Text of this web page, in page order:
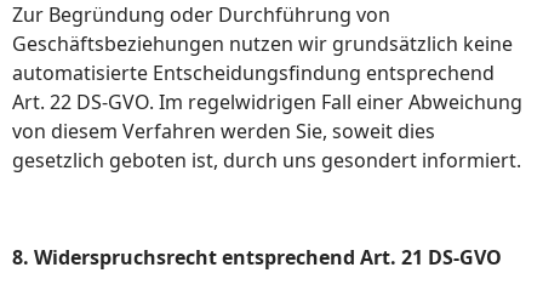
Zur Begründung oder Durchführung von
Geschäftsbeziehungen nutzen wir grundsätzlich keine
automatisierte Entscheidungsfindung entsprechend
Art. 22 DS-GVO. Im regelwidrigen Fall einer Abweichung
von diesem Verfahren werden Sie, soweit dies
gesetzlich geboten ist, durch uns gesondert informiert.
8. Widerspruchsrecht entsprechend Art. 21 DS-GVO